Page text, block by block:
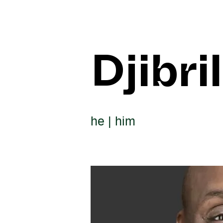
he | him